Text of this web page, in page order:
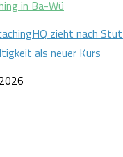
in Ba-Wü
zieht nach
als neuer Kurs